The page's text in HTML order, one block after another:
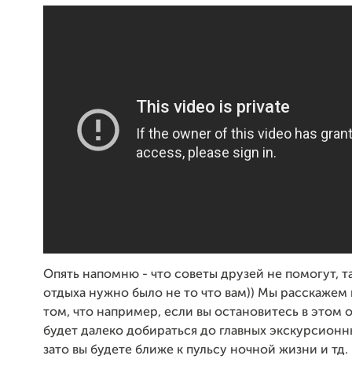
Опять напомню - что советы друзей не помогут,
отдыха нужно было не то что вам)) Мы
том, что например, если вы остановитесь в этом
будет далеко добираться до главных
зато вы будете ближе к пульсу ночной жизни и тд.